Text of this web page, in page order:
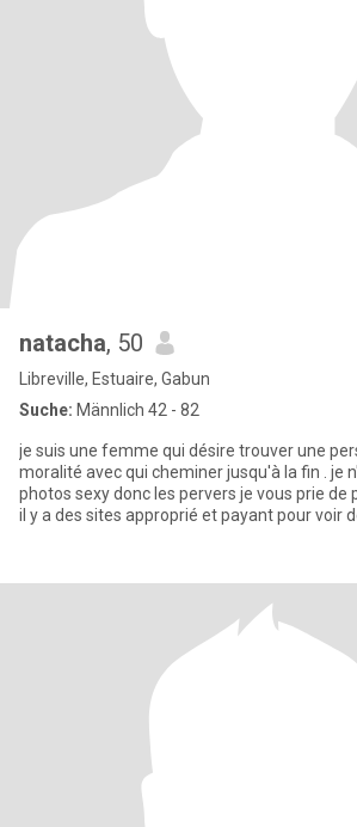
natacha, 50
Libreville, Estuaire, Gabun
Suche: Männlich 42 - 82
je suis une femme qui désire trouver une
moralité avec qui cheminer jusqu'à la fin . je
photos sexy donc les pervers je vous prie de
il y a des sites approprié et payant pour voir